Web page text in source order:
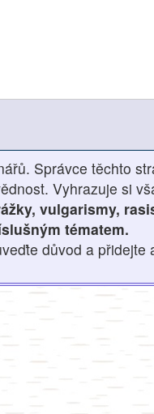
Správce těchto
Vyhrazuje si
vulgarismy,
tématem.
důvod a přidejte